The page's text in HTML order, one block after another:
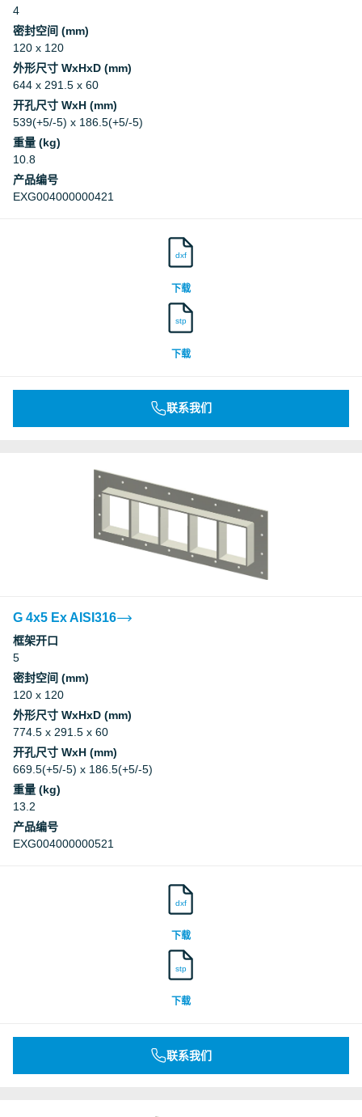
4
密封空间 (mm)
120 x 120
外形尺寸 WxHxD (mm)
644 x 291.5 x 60
开孔尺寸 WxH (mm)
539(+5/-5) x 186.5(+5/-5)
重量 (kg)
10.8
产品编号
EXG004000000421
dxf
下载
stp
下载
联系我们
G 4x5 Ex AISI316
框架开口
5
密封空间 (mm)
120 x 120
外形尺寸 WxHxD (mm)
774.5 x 291.5 x 60
开孔尺寸 WxH (mm)
669.5(+5/-5) x 186.5(+5/-5)
重量 (kg)
13.2
产品编号
EXG004000000521
dxf
下载
stp
下载
联系我们